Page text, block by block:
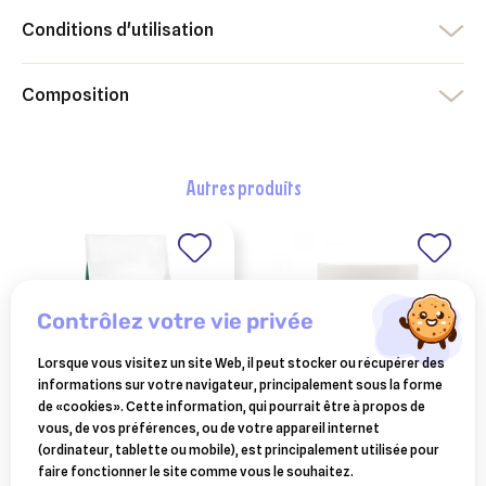
Conditions d'utilisation
Composition
autres produits
royal canin veterinary
diet chat satiety
weight management -
HORSE MASTER
honey cicabee horse
master baume
contrôlez votre vie privée
Lorsque vous visitez un site Web, il peut stocker ou récupérer des
informations sur votre navigateur, principalement sous la forme
de «cookies». Cette information, qui pourrait être à propos de
vous, de vos préférences, ou de votre appareil internet
(ordinateur, tablette ou mobile), est principalement utilisée pour
faire fonctionner le site comme vous le souhaitez.